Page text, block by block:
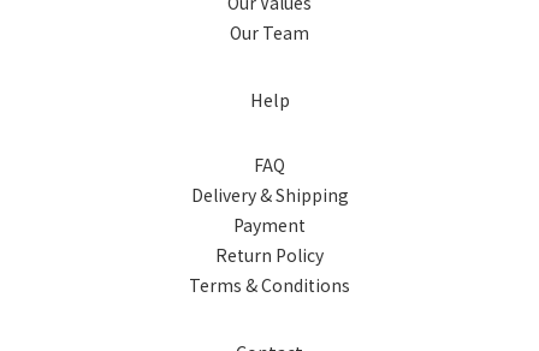
Our Team
Help
FAQ
Delivery & Shipping
Payment
Return Policy
Terms & Conditions